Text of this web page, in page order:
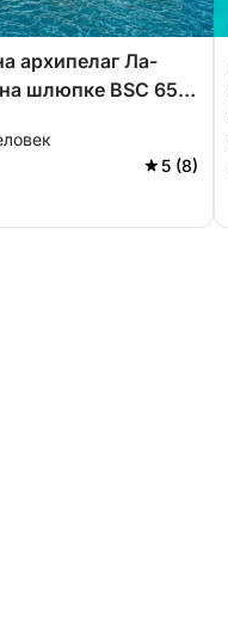
архипелаг Ла-
шлюпке BSC 65 с
день, 8
5 (8)